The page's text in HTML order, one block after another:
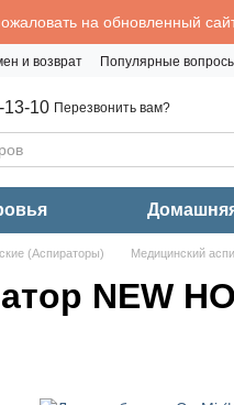
на обновленный
и возврат Популярные
13-10 Перезвонить вам?
(Аспираторы) Медицинский
NEW